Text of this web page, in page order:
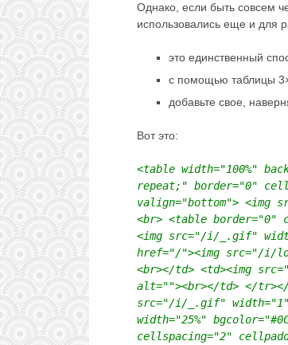
Однако, если быть совсем
использовались еще и для
это единственный
с помощью таблицы
добавьте свое,
Вот это:
<table width="100%"
repeat;" border="0"
valign="bottom">
<br> <table border="0"
<img src="/i/_.gif"
href="/"><img src="/i/
<br></td> <td><img
alt=""><br></td> </
src="/i/_.gif" width="1"
width="25%"
cellspacing="2"